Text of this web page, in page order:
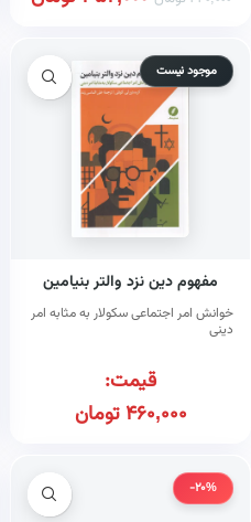
موجود نیست
مفهوم دین نزد والتر بنیامین
خوانش امر اجتماعی سکولار به مثابه امر
دینی
قیمت:
460,000تومان
-20%